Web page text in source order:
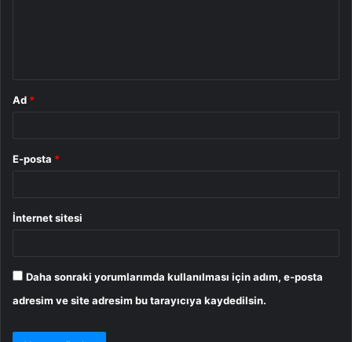
Ad *
E-posta *
İnternet sitesi
Daha sonraki yorumlarımda kullanılması için adım, e-posta
adresim ve site adresim bu tarayıcıya kaydedilsin.